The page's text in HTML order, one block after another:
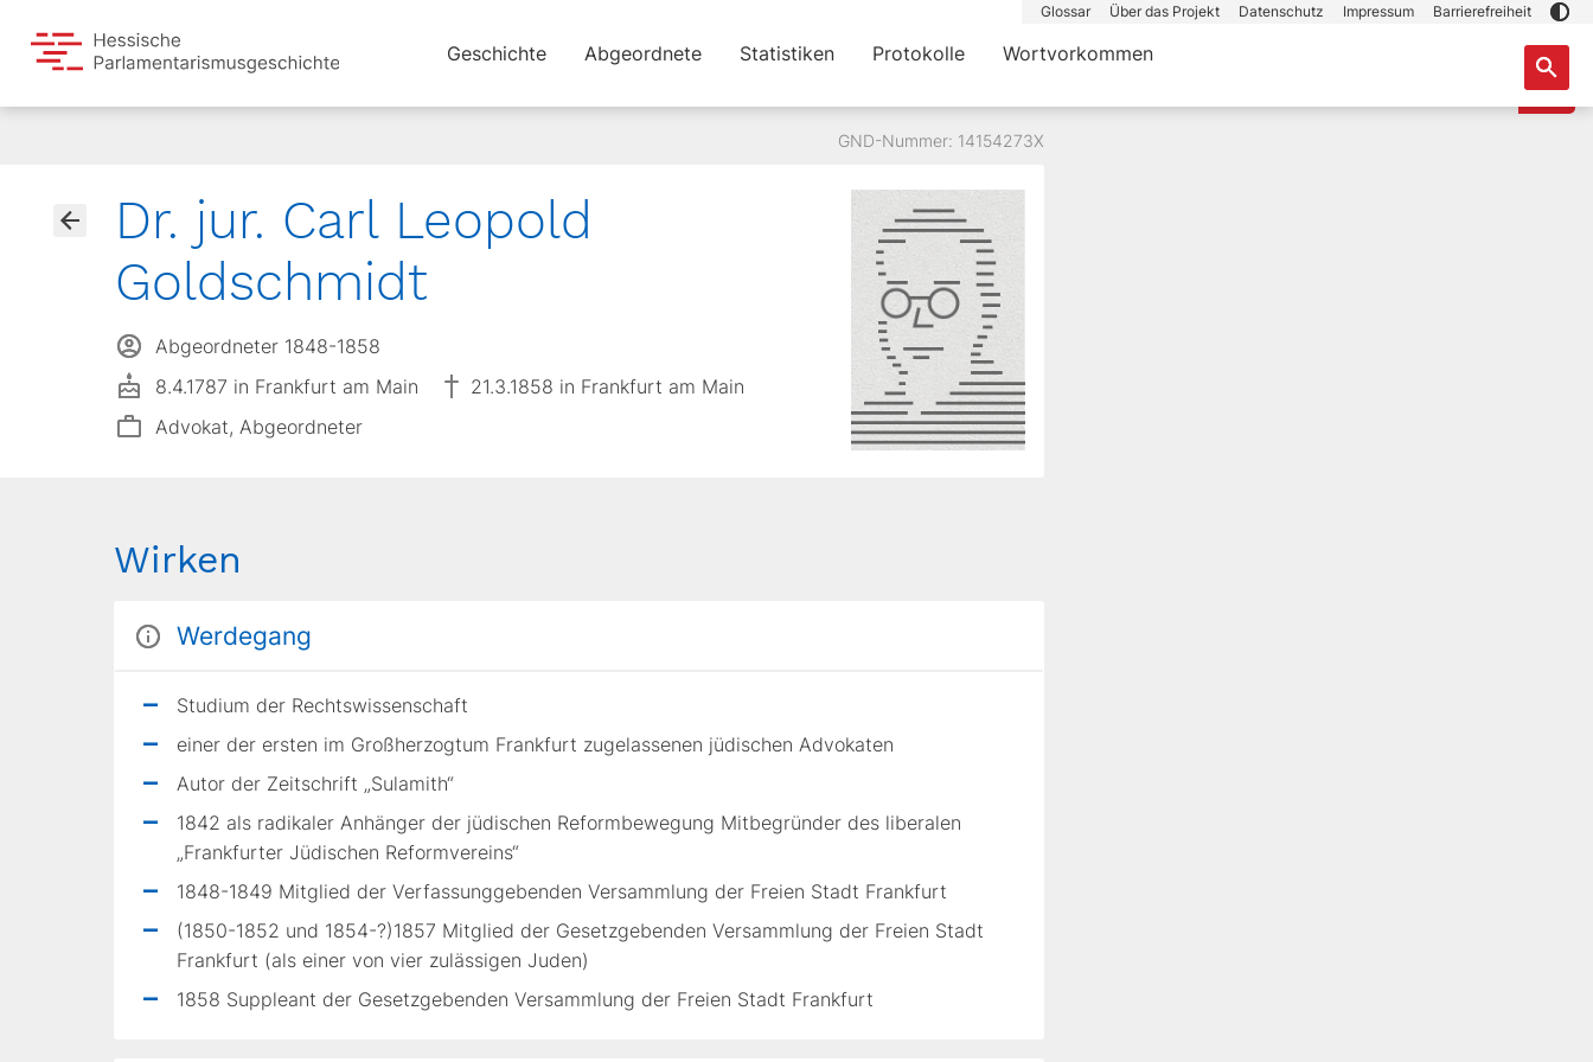
Glossar Über das Projekt Datenschutz Impressum Barrierefreiheit
Geschichte Abgeordnete Statistiken Protokolle Wortvorkommen
GND-Nummer: 14154273X
Dr. jur. Carl Leopold
Goldschmidt
Abgeordneter 1848-1858
8.4.1787 in Frankfurt am Main
21.3.1858 in Frankfurt am Main
Advokat, Abgeordneter
Wirken
Werdegang
Studium der Rechtswissenschaft
einer der ersten im Großherzogtum Frankfurt zugelassenen jüdischen Advokaten
Autor der Zeitschrift „Sulamith“
1842 als radikaler Anhänger der jüdischen Reformbewegung Mitbegründer des liberalen
„Frankfurter Jüdischen Reformvereins“
1848-1849 Mitglied der Verfassunggebenden Versammlung der Freien Stadt Frankfurt
(1850-1852 und 1854-?)1857 Mitglied der Gesetzgebenden Versammlung der Freien Stadt
Frankfurt (als einer von vier zulässigen Juden)
1858 Suppleant der Gesetzgebenden Versammlung der Freien Stadt Frankfurt